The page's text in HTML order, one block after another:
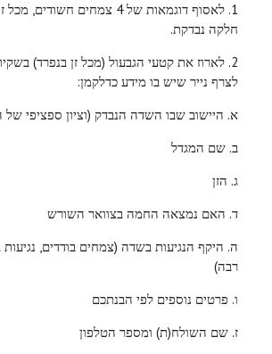
1. לאסוף דוגמאות של 4 צמחים
חלקה נבדקת.
2. לארוז את קטעי הגבעול (מכל זן בנפרד)
לצרף נייר שיש בו מידע כדלקמן:
א. היישוב שבו השדה הנבדק (וציון ספציפי
ב. שם המגדל
ג. הזן
ד. האם נמצאה החמה בצוואר השורש
ה. היקף הנגיעות בשדה (צמחים בודדים, נגיעות
רבה)
ו. פרטים נוספים לפי הבנתכם
ז. שם השולח(ת) ומספר הטלפון